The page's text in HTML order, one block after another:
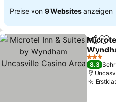
Preise von 9 Websites anzeigen
TeilenZu
Casino
Preise
3 Sterne
8.3